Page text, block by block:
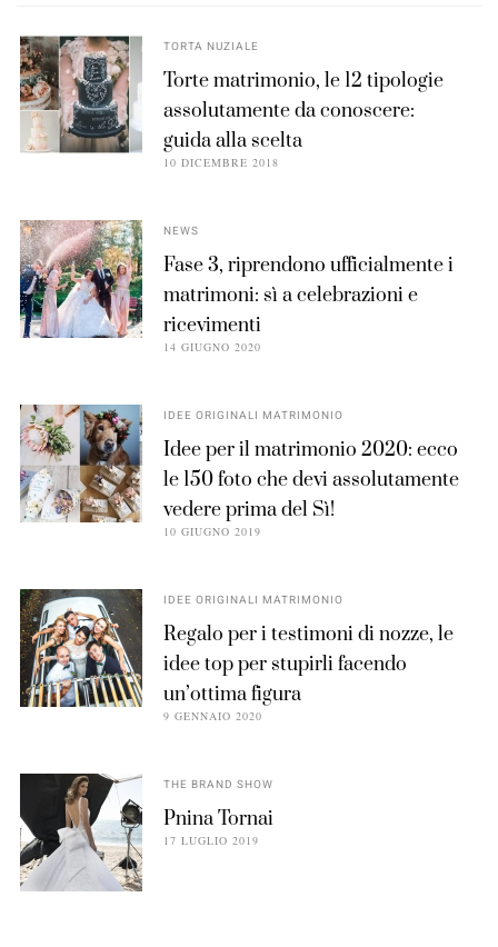
TORTA NUZIALE
Torte matrimonio, le 12 tipologie
assolutamente da conoscere:
guida alla scelta
10 DICEMBRE 2018
NEWS
Fase 3, riprendono ufficialmente i
matrimoni: sì a celebrazioni e
ricevimenti
14 GIUGNO 2020
IDEE ORIGINALI MATRIMONIO
Idee per il matrimonio 2020: ecco
le 150 foto che devi assolutamente
vedere prima del Sì!
10 GIUGNO 2019
IDEE ORIGINALI MATRIMONIO
Regalo per i testimoni di nozze, le
idee top per stupirli facendo
un’ottima figura
9 GENNAIO 2020
THE BRAND SHOW
Pnina Tornai
17 LUGLIO 2019